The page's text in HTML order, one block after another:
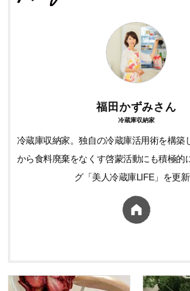
福田かずみさん
冷蔵庫収納家
冷蔵庫収納家。独自の冷蔵庫活用術を構築
から食料廃棄をなくす啓蒙活動にも積極的
グ「美人冷蔵庫LIFE」を更